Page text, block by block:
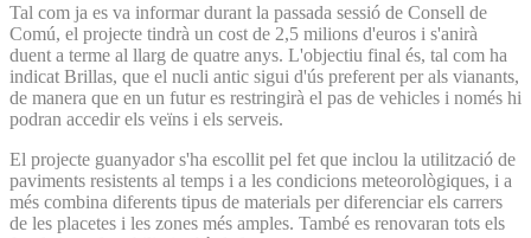
Tal com ja es va informar durant la passada sessió de Consell de
Comú, el projecte tindrà un cost de 2,5 milions d'euros i s'anirà
duent a terme al llarg de quatre anys. L'objectiu final és, tal com ha
indicat Brillas, que el nucli antic sigui d'ús preferent per als vianants,
de manera que en un futur es restringirà el pas de vehicles i només hi
podran accedir els veïns i els serveis.
El projecte guanyador s'ha escollit pel fet que inclou la utilització de
paviments resistents al temps i a les condicions meteorològiques, i a
més combina diferents tipus de materials per diferenciar els carrers
de les placetes i les zones més amples. També es renovaran tots els